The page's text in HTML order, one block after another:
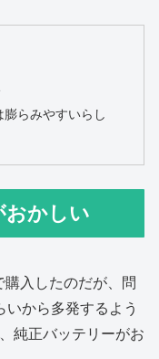
らみやすいらし
おかしい
入したのだが、問
から多発するよう
純正バッテリーがお